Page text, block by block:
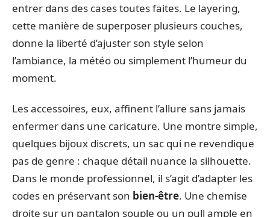
entrer dans des cases toutes faites. Le layering,
cette manière de superposer plusieurs couches,
donne la liberté d’ajuster son style selon
l’ambiance, la météo ou simplement l’humeur du
moment.
Les accessoires, eux, affinent l’allure sans jamais
enfermer dans une caricature. Une montre simple,
quelques bijoux discrets, un sac qui ne revendique
pas de genre : chaque détail nuance la silhouette.
Dans le monde professionnel, il s’agit d’adapter les
codes en préservant son bien-être. Une chemise
droite sur un pantalon souple ou un pull ample en